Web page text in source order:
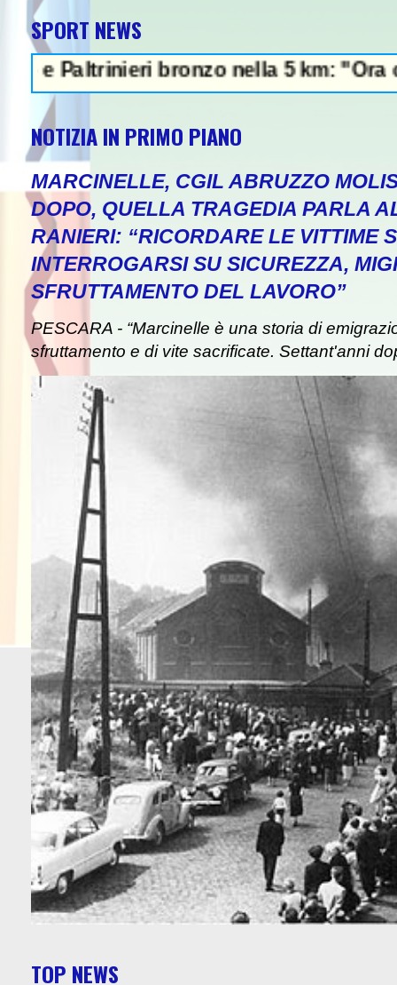
SPORT NEWS
bronzo nella 5 km: "Ora ci
NOTIZIA IN PRIMO PIANO
MARCINELLE, CGIL ABRUZZO
DOPO, QUELLA TRAGEDIA PARLA
RANIERI: “RICORDARE LE VITTIME
INTERROGARSI SU SICUREZZA,
SFRUTTAMENTO DEL LAVORO”
PESCARA - “Marcinelle è una storia di
sfruttamento e di vite sacrificate. Settant'anni
TOP NEWS